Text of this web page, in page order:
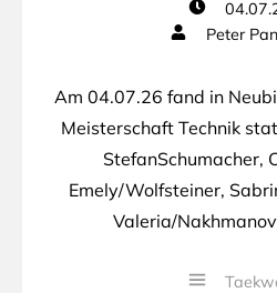
Peter
Am 04.07.26 fand in
Meisterschaft Technik
StefanSchumacher,
Emely/Wolfsteiner,
Valeria/